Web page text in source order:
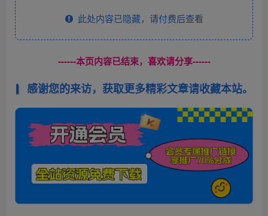
此处内容已隐藏，请付费后查看
------本页内容已结束，喜欢请分享------
感谢您的来访，获取更多精彩文章请收藏本站。